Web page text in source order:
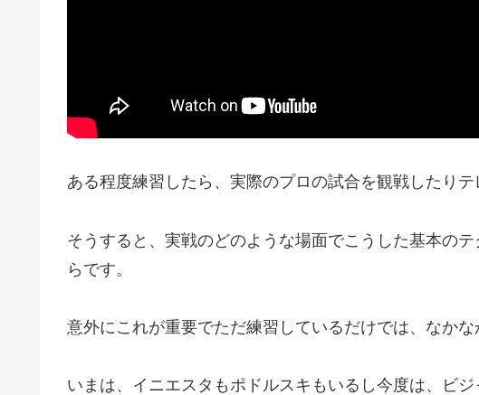
ある程度練習したら、実際のプロの試合を観戦したりテ
そうすると、実戦のどのような場面でこうした基本の
らです。
意外にこれが重要でただ練習しているだけでは、なか
いまは、イニエスタもポドルスキもいるし今度は、ビ